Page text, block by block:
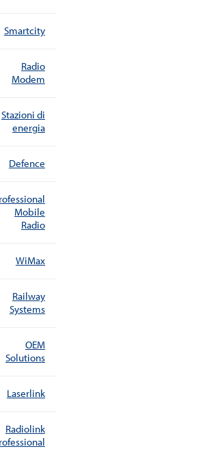
Smartcity
Radio
Modem
Stazioni di
energia
Defence
Mobile
Radio
WiMax
Railway
Systems
OEM
Solutions
Laserlink
Radiolink